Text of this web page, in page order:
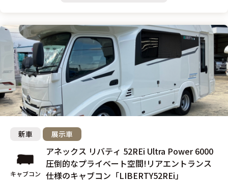
新車 展示車
キャブコン
アネックス リバティ 52REi Ultra Power 6000
圧倒的なプライベート空間!リアエントランス
仕様のキャブコン「LIBERTY52REi」